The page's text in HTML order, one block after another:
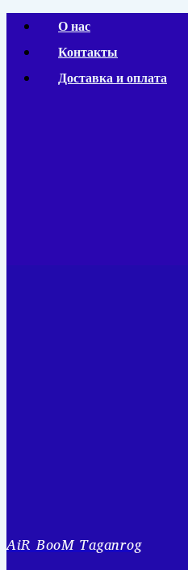
Перейти
содержимому
О нас
Контакты
Доставка и оплата
AiR BooM Taganrog